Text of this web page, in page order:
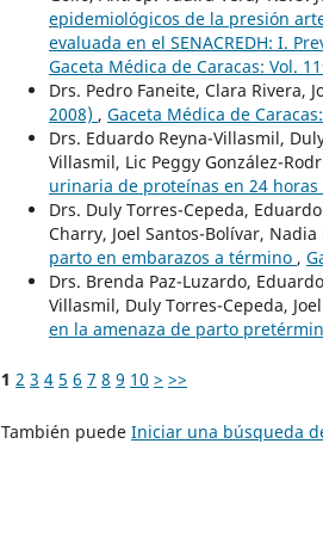
epidemiológicos de la presión
evaluada en el SENACREDH: I.
Gaceta Médica de Caracas: Vol.
Drs. Pedro Faneite, Clara Rivera,
2008) , Gaceta Médica de
Drs. Eduardo Reyna-Villasmil,
Villasmil, Lic Peggy González-
urinaria de proteínas en 24 horas
Drs. Duly Torres-Cepeda,
Charry, Joel Santos-Bolívar,
parto en embarazos a término ,
Drs. Brenda Paz-Luzardo,
Villasmil, Duly Torres-Cepeda,
en la amenaza de parto
1 2 3 4 5 6 7 8 9 10 > >>
También puede Iniciar una búsqueda